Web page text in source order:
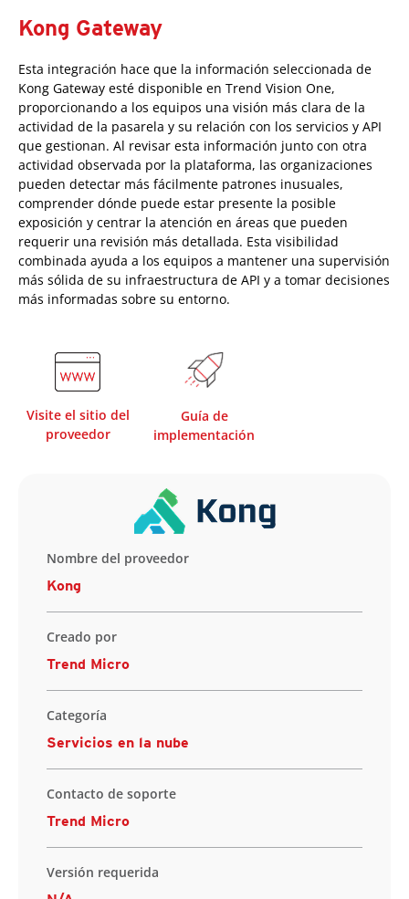
Kong Gateway
Esta integración hace que la información seleccionada de
Kong Gateway esté disponible en Trend Vision One,
proporcionando a los equipos una visión más clara de la
actividad de la pasarela y su relación con los servicios y API
que gestionan. Al revisar esta información junto con otra
actividad observada por la plataforma, las organizaciones
pueden detectar más fácilmente patrones inusuales,
comprender dónde puede estar presente la posible
exposición y centrar la atención en áreas que pueden
requerir una revisión más detallada. Esta visibilidad
combinada ayuda a los equipos a mantener una supervisión
más sólida de su infraestructura de API y a tomar decisiones
más informadas sobre su entorno.
Visite el sitio del
proveedor
Guía de
implementación
Nombre del proveedor
Kong
Creado por
Trend Micro
Categoría
Servicios en la nube
Contacto de soporte
Trend Micro
Versión requerida